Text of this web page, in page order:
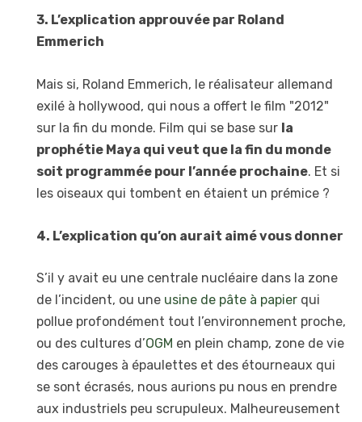
3. L’explication approuvée par Roland
Emmerich
Mais si, Roland Emmerich, le réalisateur allemand
exilé à hollywood, qui nous a offert le film "2012"
sur la fin du monde. Film qui se base sur la
prophétie Maya qui veut que la fin du monde
soit programmée pour l’année prochaine. Et si
les oiseaux qui tombent en étaient un prémice ?
4. L’explication qu’on aurait aimé vous donner
S’il y avait eu une centrale nucléaire dans la zone
de l’incident, ou une usine de pâte à papier qui
pollue profondément tout l’environnement proche,
ou des cultures d’OGM en plein champ, zone de vie
des carouges à épaulettes et des étourneaux qui
se sont écrasés, nous aurions pu nous en prendre
aux industriels peu scrupuleux. Malheureusement